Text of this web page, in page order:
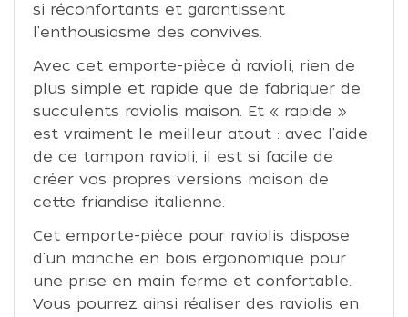
si réconfortants et garantissent
l'enthousiasme des convives.
Avec cet emporte-pièce à ravioli, rien de
plus simple et rapide que de fabriquer de
succulents raviolis maison. Et « rapide »
est vraiment le meilleur atout : avec l'aide
de ce tampon ravioli, il est si facile de
créer vos propres versions maison de
cette friandise italienne.
Cet emporte-pièce pour raviolis dispose
d'un manche en bois ergonomique pour
une prise en main ferme et confortable.
Vous pourrez ainsi réaliser des raviolis en